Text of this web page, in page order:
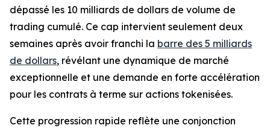
dépassé les 10 milliards de dollars de volume de
trading cumulé. Ce cap intervient seulement deux
semaines après avoir franchi la barre des 5 milliards
de dollars, révélant une dynamique de marché
exceptionnelle et une demande en forte accélération
pour les contrats à terme sur actions tokenisées.
Cette progression rapide reflète une conjonction